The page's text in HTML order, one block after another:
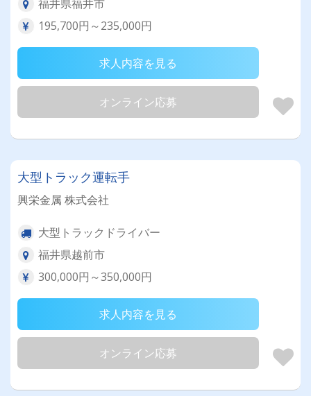
福井県福井市
195,700円～235,000円
求人内容を見る
オンライン応募
大型トラック運転手
興栄金属 株式会社
大型トラックドライバー
福井県越前市
300,000円～350,000円
求人内容を見る
オンライン応募